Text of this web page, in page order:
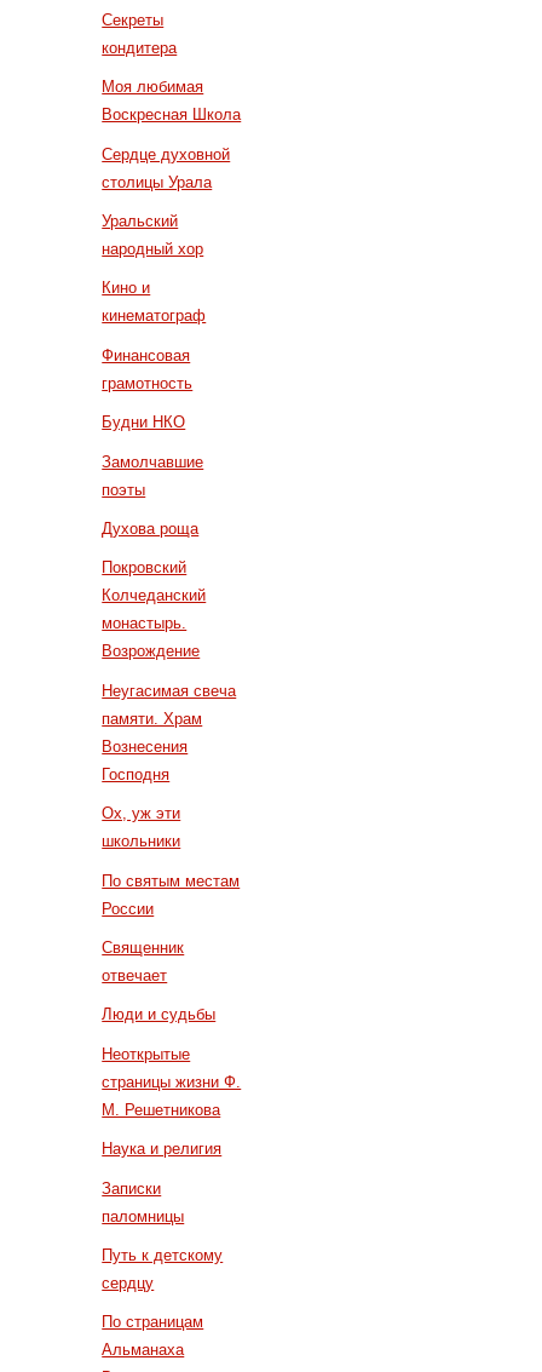
Секреты
кондитера
Моя любимая
Воскресная Школа
Сердце духовной
столицы Урала
Уральский
народный хор
Кино и
кинематограф
Финансовая
грамотность
Будни НКО
Замолчавшие
поэты
Духова роща
Покровский
Колчеданский
монастырь.
Возрождение
Неугасимая свеча
памяти. Храм
Вознесения
Господня
Ох, уж эти
школьники
По святым местам
России
Священник
отвечает
Люди и судьбы
Неоткрытые
страницы жизни Ф.
М. Решетникова
Наука и религия
Записки
паломницы
Путь к детскому
сердцу
По страницам
Альманаха